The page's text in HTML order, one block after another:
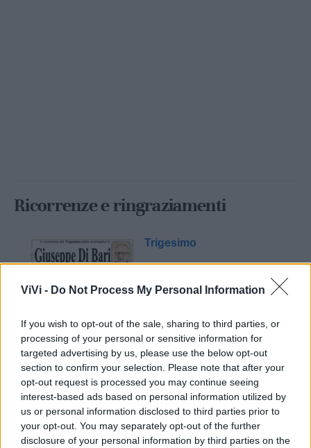
ViVi - Do Not Process My Personal Information
If you wish to opt-out of the sale, sharing to third parties, or
processing of your personal or sensitive information for
targeted advertising by us, please use the below opt-out
section to confirm your selection. Please note that after your
opt-out request is processed you may continue seeing
interest-based ads based on personal information utilized by
us or personal information disclosed to third parties prior to
your opt-out. You may separately opt-out of the further
disclosure of your personal information by third parties on the
Ricorrenze e ringraziamenti
Trigesimo
Mondo CIA